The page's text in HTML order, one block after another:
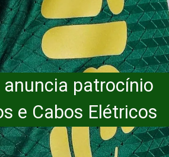
anuncia patrocínio
e Cabos Elétricos